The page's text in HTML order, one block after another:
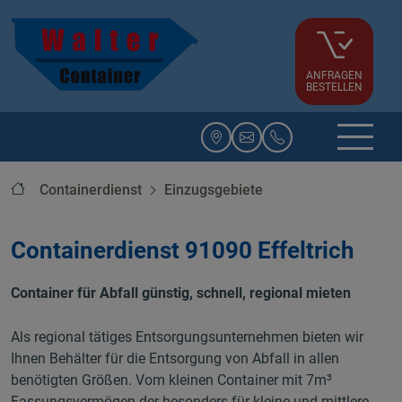
ANFRAGEN
BESTELLEN
StartseiteContainerdienst Einzugsgebiete
Containerdienst 91090 Effeltrich
Container für Abfall günstig, schnell, regional mieten
Als regional tätiges Entsorgungsunternehmen bieten wir
Ihnen Behälter für die Entsorgung von Abfall in allen
benötigten Größen. Vom kleinen Container mit 7m³